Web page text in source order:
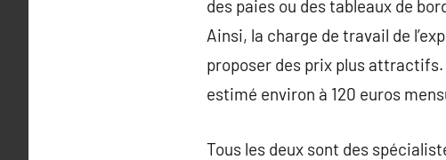
des paies ou des tableaux de
Ainsi, la charge de travail de
proposer des prix plus
estimé environ à 120 euros
Tous les deux sont des